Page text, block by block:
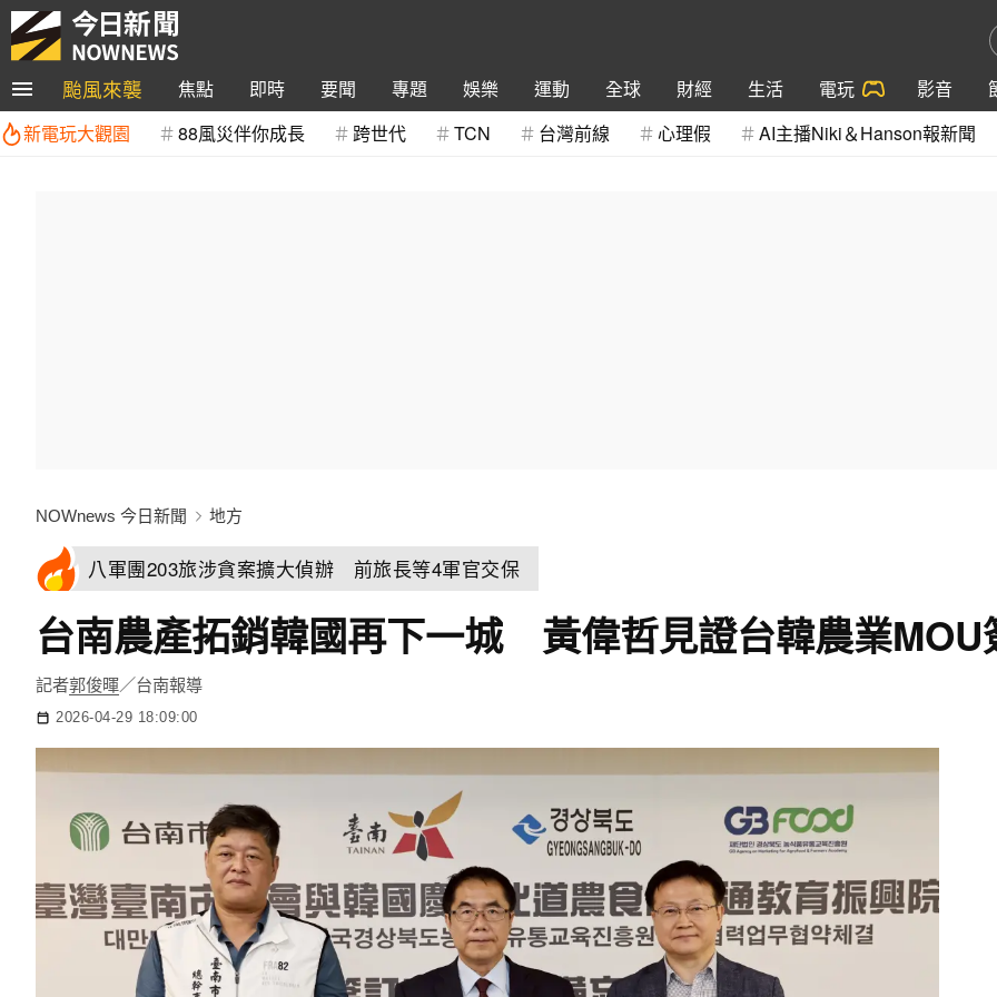
颱風來襲 焦點 即時 要聞 專題 娛樂 運動 全球 財經 生活 電玩 影音
新電玩大觀園
88風災伴你成長 跨世代 TCN 台灣前線 心理假 AI主播Niki＆Hanson報新聞
NOWnews 今日新聞 地方
八軍團203旅涉貪案擴大偵辦 前旅長等4軍官交保
台南農產拓銷韓國再下一城 黃偉哲見證台韓農業MOU
記者郭俊暉／台南報導
2026-04-29 18:09:00